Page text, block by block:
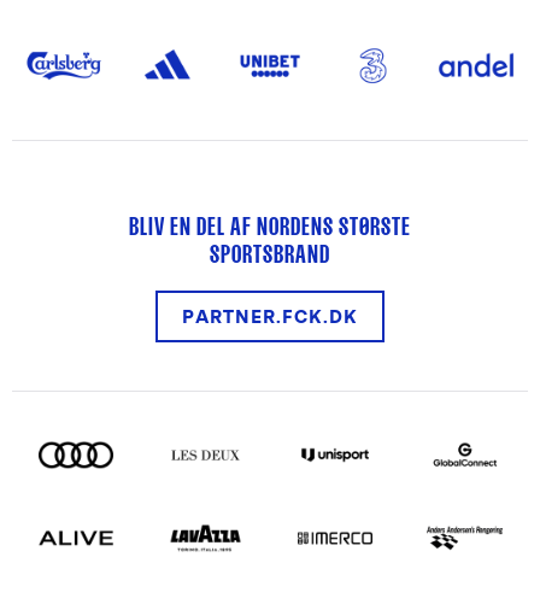
BLIV EN DEL AF NORDENS STØRSTE
SPORTSBRAND
PARTNER.FCK.DK